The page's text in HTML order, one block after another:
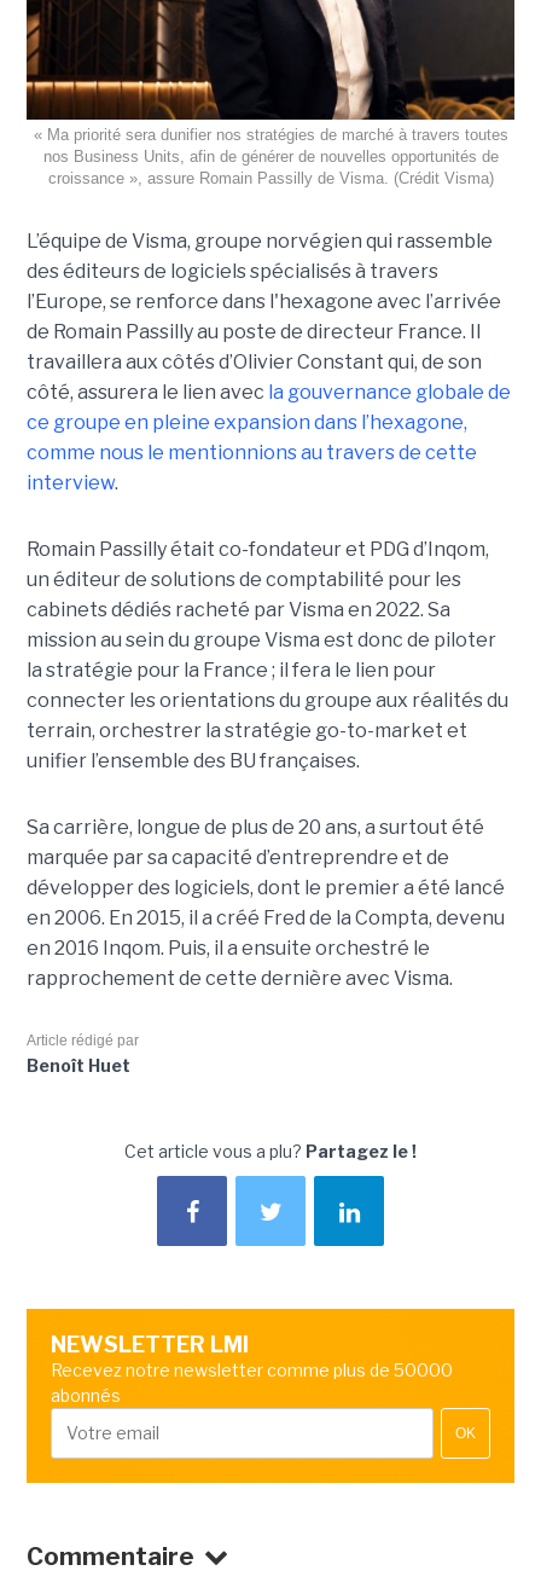
« Ma priorité sera dunifier nos stratégies de marché à travers toutes
nos Business Units, afin de générer de nouvelles opportunités de
croissance », assure Romain Passilly de Visma. (Crédit Visma)
L’équipe de Visma, groupe norvégien qui rassemble
des éditeurs de logiciels spécialisés à travers
l’Europe, se renforce dans l'hexagone avec l’arrivée
de Romain Passilly au poste de directeur France. Il
travaillera aux côtés d’Olivier Constant qui, de son
côté, assurera le lien avec la gouvernance globale de
ce groupe en pleine expansion dans l’hexagone,
comme nous le mentionnions au travers de cette
interview.
Romain Passilly était co-fondateur et PDG d’Inqom,
un éditeur de solutions de comptabilité pour les
cabinets dédiés racheté par Visma en 2022. Sa
mission au sein du groupe Visma est donc de piloter
la stratégie pour la France ; il fera le lien pour
connecter les orientations du groupe aux réalités du
terrain, orchestrer la stratégie go-to-market et
unifier l’ensemble des BU françaises.
Sa carrière, longue de plus de 20 ans, a surtout été
marquée par sa capacité d’entreprendre et de
développer des logiciels, dont le premier a été lancé
en 2006. En 2015, il a créé Fred de la Compta, devenu
en 2016 Inqom. Puis, il a ensuite orchestré le
rapprochement de cette dernière avec Visma.
Article rédigé par
Benoît Huet
Cet article vous a plu? Partagez le !
NEWSLETTER LMI
Recevez notre newsletter comme plus de 50000
abonnés
OK
Commentaire